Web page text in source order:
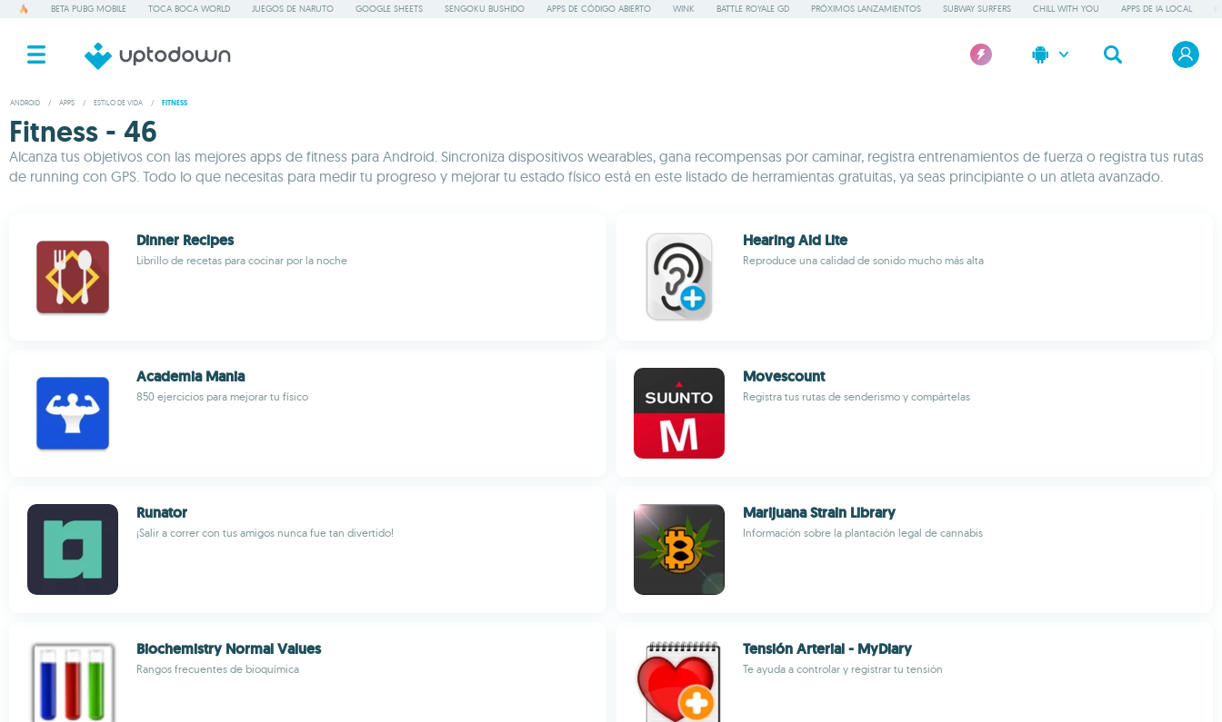
BETA PUBG MOBILE TOCA BOCA WORLD JUEGOS DE NARUTO GOOGLE SHEETS SENGOKU BUSHIDO APPS DE CÓDIGO ABIERTO WINK BATTLE ROYALE GD PRÓXIMOS LANZAMIENTOS SUBWAY SURFERS CHILL WITH YOU APPS DE IA LOCAL
ANDROID / APPS / ESTILO DE VIDA / FITNESS
Fitness - 46
Alcanza tus objetivos con las mejores apps de fitness para Android. Sincroniza dispositivos wearables, gana recompensas por caminar, registra entrenamientos de fuerza o registra tus rutas
de running con GPS. Todo lo que necesitas para medir tu progreso y mejorar tu estado físico está en este listado de herramientas gratuitas, ya seas principiante o un atleta avanzado.
Dinner Recipes
Librillo de recetas para cocinar por la noche
Hearing Aid Lite
Reproduce una calidad de sonido mucho más alta
Academia Mania
850 ejercicios para mejorar tu físico
Movescount
Registra tus rutas de senderismo y compártelas
Runator
¡Salir a correr con tus amigos nunca fue tan divertido!
Marijuana Strain Library
Información sobre la plantación legal de cannabis
Biochemistry Normal Values
Rangos frecuentes de bioquímica
Tensión Arterial - MyDiary
Te ayuda a controlar y registrar tu tensión